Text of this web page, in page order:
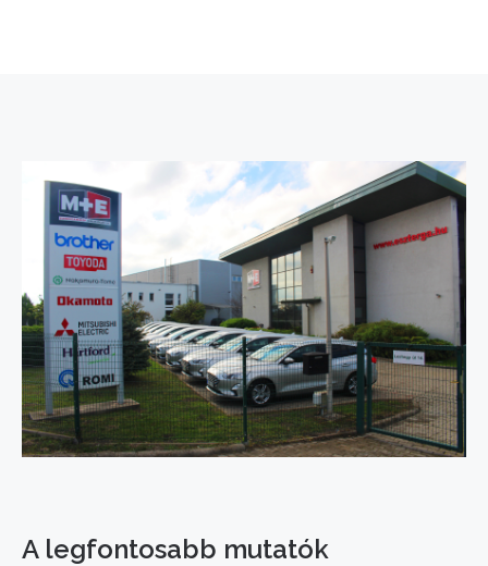
A legfontosabb mutatók